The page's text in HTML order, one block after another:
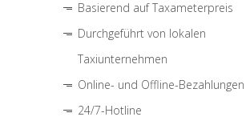
Basierend auf Taxameterpreis
Durchgeführt von lokalen
Taxiunternehmen
Online- und Offline-Bezahlungen
24/7-Hotline